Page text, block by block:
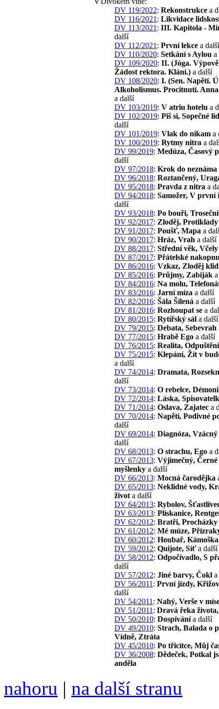
DV 119/2022: Rekonstrukce a
DV 116/2021 : Likvidace
DV 113/2021 : III. Kapitola -
další
DV 112/2021 : První lekce a další
DV 110/2020: Setkání s Aylou a
DV 109/2020: II. (Jóga.
Žádost rektora. Klání.) a další
DV 108/2020: I. (Sen. Napětí.
Alkoholismus. Procitnutí.
a další
DV 103/2019: V atriu hotelu a
DV 102/2019: Piš si, Sopečné
další
DV 101/2019: Vlak do nikam a
DV 100/2019: Rytmy nitra a
DV 99/2019: Medúza, Časový
další
DV 97/2018: Krok do neznáma
DV 96/2018: Roztančený,
DV 95/2018: Pravda z nitra a
DV 94/2018: Samožer, V první
další
DV 93/2018: Po bouři,
DV 92/2017: Zloděj, Protiklady
DV 91/2017: Poušť, Mapa a
DV 90/2017: Hráz, Vrah a další
DV 88/2017: Střední věk, Včely
DV 87/2017: Přátelské
DV 86/2016: Vzkaz, Zloděj
DV 85/2016: Průjmy, Zabiják
DV 84/2016: Na molu,
DV 83/2016: Jarní míza a další
DV 82/2016: Šála Šílená a další
DV 81/2016: Rozhoupat se a
DV 80/2015: Rytířský sál a další
DV 79/2015: Debata, Sebevrah
DV 77/2015: Hrabě Ego a další
DV 76/2015: Realita, Odpuštění
DV 75/2015: Klepání, Žít v
a další
DV 74/2014: Dramata,
další
DV 73/2014: O rebelce, Démoni
DV 72/2014: Láska,
DV 71/2014: Oslava, Zajatec a
DV 70/2014: Napětí, Podivné
další
DV 69/2014: Diagnóza,
další
DV 68/2013: O strachu, Ego a
DV 67/2013: Výjimečný, Černé
myšlenky a další
DV 66/2013: Mocná čarodějka
DV 65/2013: Neklidné vody,
život a další
DV 64/2013: Rybolov,
DV 63/2013: Plískanice,
DV 62/2012: Bratři, Procházky
DV 61/2012: Mé múze,
DV 60/2012: Houbař, Kámoška
DV 59/2012: Quijote, Síťa další
DV 58/2012: Odpočívadlo, S
další
DV 57/2012: Jiné barvy, Čokl
DV 56/2011 : První jízdy,
další
DV 54/2011 : Nahý, Verše v
DV 51/2011 : Dravá řeka
DV 50/2010: Dospívánía další
DV 49/2010: Strach, Balada o
Vídně, Ztráta
DV 45/2010: Po třicítce, Můj
DV 36/2008: Dědeček, Potkal
anděla
nahoru | na další stranu